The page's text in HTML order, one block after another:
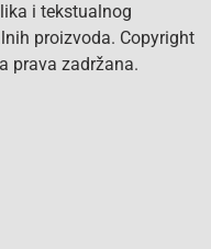
i tekstualnog
proizvoda. Copyright
prava zadržana.